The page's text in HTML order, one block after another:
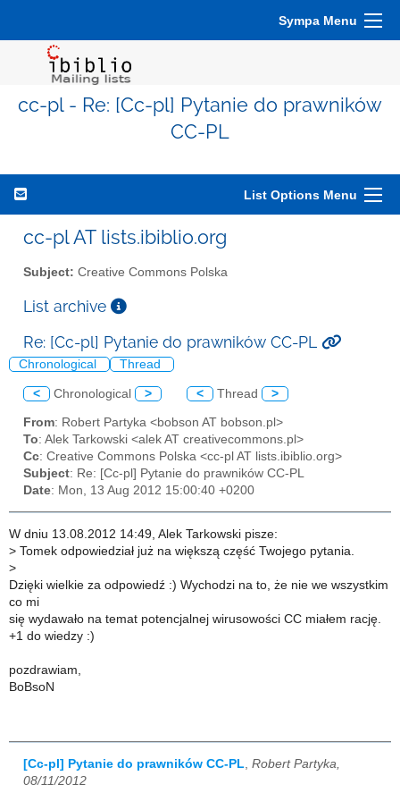
Sympa Menu
cc-pl - Re: [Cc-pl] Pytanie do prawników
CC-PL
List Options Menu
cc-pl AT lists.ibiblio.org
Subject: Creative Commons Polska
List archive
Re: [Cc-pl] Pytanie do prawników CC-PL
Chronological Thread
< Chronological > < Thread >
From: Robert Partyka <bobson AT bobson.pl>
To: Alek Tarkowski <alek AT creativecommons.pl>
Cc: Creative Commons Polska <cc-pl AT lists.ibiblio.org>
Subject: Re: [Cc-pl] Pytanie do prawników CC-PL
Date: Mon, 13 Aug 2012 15:00:40 +0200
W dniu 13.08.2012 14:49, Alek Tarkowski pisze:
> Tomek odpowiedział już na większą część Twojego pytania.
>
Dzięki wielkie za odpowiedź :) Wychodzi na to, że nie we wszystkim
co mi
się wydawało na temat potencjalnej wirusowości CC miałem rację.
+1 do wiedzy :)
pozdrawiam,
BoBsoN
[Cc-pl] Pytanie do prawników CC-PL Robert Partyka,
08/11/2012